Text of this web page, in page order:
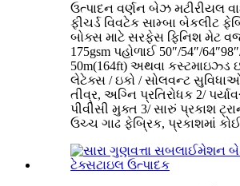
ઉત્પાદન વર્ણન બેઝ મટીરીયલ
ફીચર્ડ વિવટેક સામ્બા બેકલીટ
બોક્સ માટે સરફેસ ફિનિશ મેટ
175gsm પહોળાઈ 50″/54″/
50m(164ft) અથવા કસ્ટમાઇઝ્ડ
લેટેક્સ / ઇકો / સોલવન્ટ
તીવ્ર, અગ્નિ પ્રતિરોધક 2/
પીવીસી મુક્ત 3/ સારું પ્રકાશ
ઉચ્ચ ગાઢ ફેબ્રિક, પ્રકાશમાં